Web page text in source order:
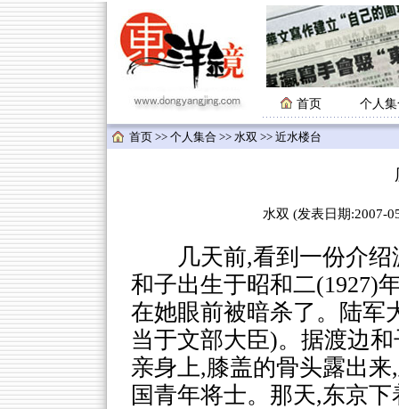
首页 个人
首页 >> 个人集合 >> 水双 >> 近水楼台
水双 (发表日期:2007-
几天前,看到一份介绍
和子出生于昭和二(1927)
在她眼前被暗杀了。陆军
当于文部大臣)。据渡边
亲身上,膝盖的骨头露出
国青年将士。那天,东京